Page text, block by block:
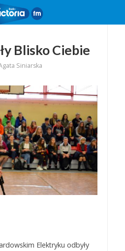
Blisko Ciebie
Siniarska
Elektryku odbyły